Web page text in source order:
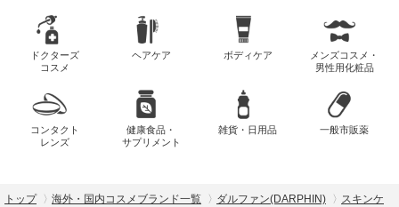
ドクターズ
コスメ
ヘアケア ボディケア
メンズコスメ・
男性用化粧品
コンタクト
レンズ
健康食品・
サプリメント
雑貨・日用品 一般市販薬
トップ 海外・国内コスメブランド一覧 ダルファン(DARPHIN)
スキンケ